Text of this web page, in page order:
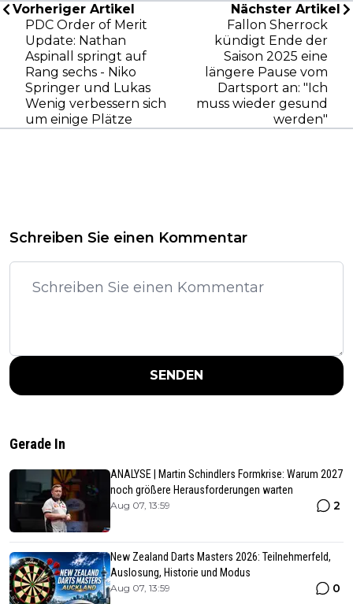
Vorheriger Artikel
PDC Order of Merit
Update: Nathan
Aspinall springt auf
Rang sechs - Niko
Springer und Lukas
Wenig verbessern sich
um einige Plätze
Nächster Artikel
Fallon Sherrock
kündigt Ende der
Saison 2025 eine
längere Pause vom
Dartsport an: "Ich
muss wieder gesund
werden"
Schreiben Sie einen Kommentar
SENDEN
Gerade In
ANALYSE | Martin Schindlers Formkrise: Warum 2027
noch größere Herausforderungen warten
Aug 07, 13:59 2
New Zealand Darts Masters 2026: Teilnehmerfeld,
Auslosung, Historie und Modus
Aug 07, 13:59 0